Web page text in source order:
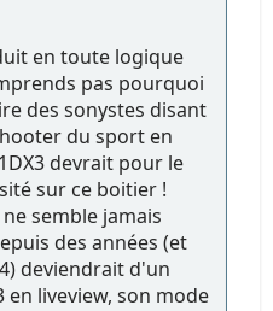
en toute logique
pas pourquoi
des sonystes disant
du sport en
devrait pour le
sur ce boitier !
semble jamais
des années (et
deviendrait d'un
en liveview, son mode